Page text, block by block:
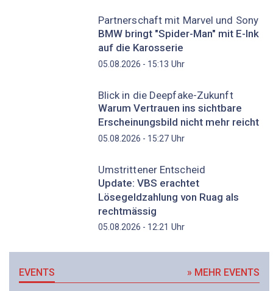
Partnerschaft mit Marvel und Sony
BMW bringt "Spider-Man" mit E-Ink
auf die Karosserie
05.08.2026 - 15:13 Uhr
Blick in die Deepfake-Zukunft
Warum Vertrauen ins sichtbare
Erscheinungsbild nicht mehr reicht
05.08.2026 - 15:27Uhr
Umstrittener Entscheid
Update: VBS erachtet
Lösegeldzahlung von Ruag als
rechtmässig
05.08.2026 - 12:21 Uhr
EVENTS » MEHR EVENTS